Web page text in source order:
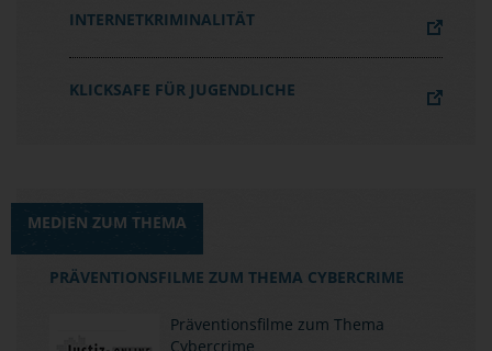
INTERNETKRIMINALITÄT
KLICKSAFE FÜR JUGENDLICHE
MEDIEN ZUM THEMA
PRÄVENTIONSFILME ZUM THEMA CYBERCRIME
Präventionsfilme zum Thema
Cybercrime